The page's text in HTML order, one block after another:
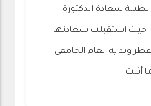
سعادة الدكتورة
حيث استقبلت سعادتها
وبداية العام الجامعي
أثنت